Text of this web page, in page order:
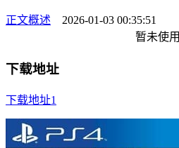
正文概述
2026-01-03 00:35:51
暂未使用
下载地址
下载地址1